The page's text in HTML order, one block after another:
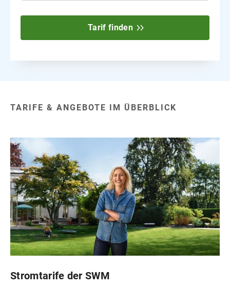
3.200 kWh
4.300 kWh
4.800 kWh
Tarif finden
TARIFE & ANGEBOTE IM ÜBERBLICK
Stromtarife der SWM